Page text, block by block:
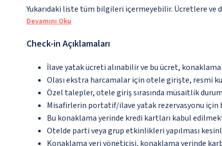
Yukarıdaki liste tüm bilgileri içermeyebilir. Ücretlere
Devamını Oku
Check-in Açıklamaları
İlave yatak ücreti alınabilir ve bu ücret,
Olası ekstra harcamalar için otele girişte, resmi
Özel talepler, otele giriş sırasında müsaitlik
Misafirlerin portatif/ilave yatak rezervasyonu
Bu konaklama yerinde kredi kartları kabul
Otelde parti veya grup etkinlikleri yapılması
Konaklama yeri yöneticisi, konaklama yerinde